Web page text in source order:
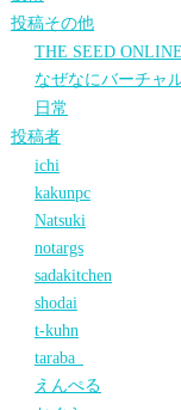
投稿その他
THE SEED ONLINE
なぜなにバーチャ
日常
投稿者
ichi
kakunpc
Natsuki
notargs
sadakitchen
shodai
t-kuhn
taraba_
えんぺる